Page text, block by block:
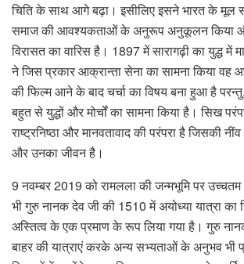
चिति के साथ आगे बढ़ा। इसीलिए इसने भारत के मूल
समाज की आवश्यकताओं के अनुरूप अनुकूलन किया
विरासत का वारिस है। 1897 में सारागढ़ी का युद्ध में
ने जिस प्रकार आक्रान्ता सेना का सामना किया वह
की फिल्म आने के बाद चर्चा का विषय बना हुआ है
बहुत से युद्धों और मोर्चों का सामना किया है। सिख
राष्ट्रनिष्ठा और मानवतावाद की परंपरा है जिसकी
और उनका जीवन है।
9 नवम्बर 2019 को रामलला की जन्मभूमि पर उच्चतम
भी गुरु नानक देव जी की 1510 में अयोध्या यात्रा का
अस्तित्व के एक प्रमाण के रूप लिया गया है। गुरु
बाहर की यात्राएं करके अन्य सभ्यताओं के अनुभव भी